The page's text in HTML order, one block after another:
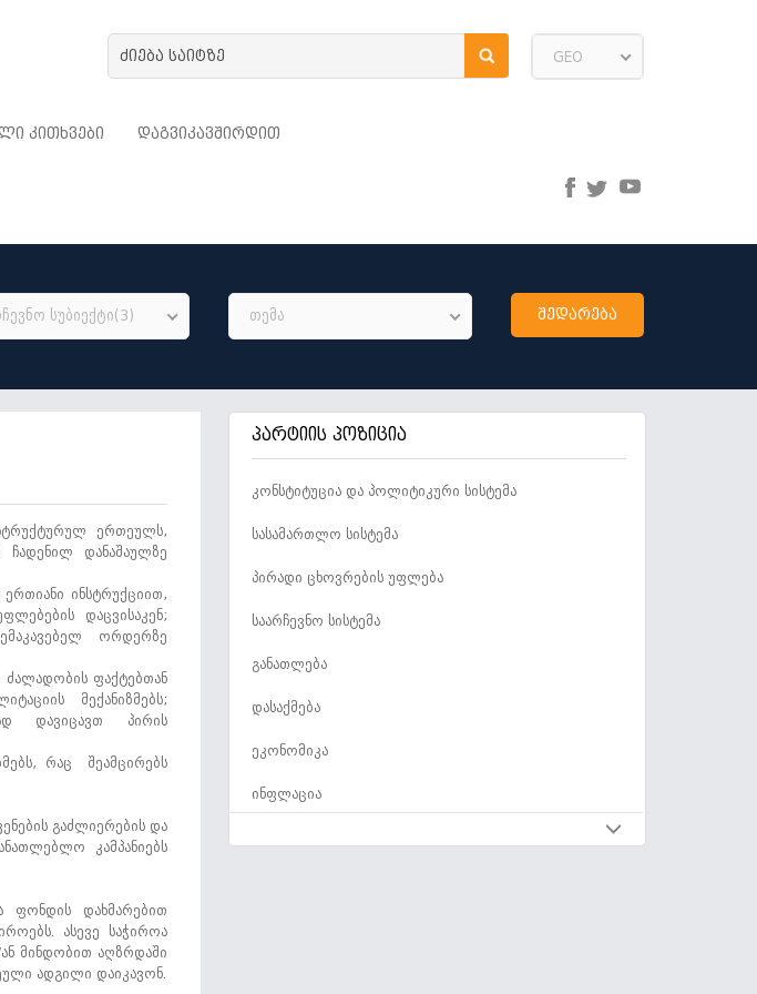
GEO
ᲙᲘᲗᲮᲕᲔᲑᲘ ᲓᲐᲒᲕᲘᲙᲐᲕᲨᲘᲠᲓᲘᲗ
სუბიექტი(3) თემა
სტრუქტურულ ერთეულს,
დანაშაულზე
ინსტრუქციით,
დაცვისაკენ;
ორდერზე
ფაქტებთან
მექანიზმებს;
დავიცავთ პირის
რაც შეამცირებს
გაძლიერების და
კამპანიებს
ფონდის დახმარებით
ასევე საჭიროა
მინდობით აღზრდაში
ადგილი დაიკავონ.
პარტიის პოზიცია
კონსტიტუცია და პოლიტიკური სისტემა
სასამართლო სისტემა
პირადი ცხოვრების უფლება
საარჩევნო სისტემა
განათლება
დასაქმება
ეკონომიკა
ინფლაცია